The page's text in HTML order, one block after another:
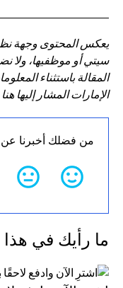
يعكس المحتوى وجهة
سيتي أو موظفيها، ولا
المقالة باستثناء
الإمارات المشار إليها هنا
من فضلك أخبرنا عن
ما رأيك في هذا